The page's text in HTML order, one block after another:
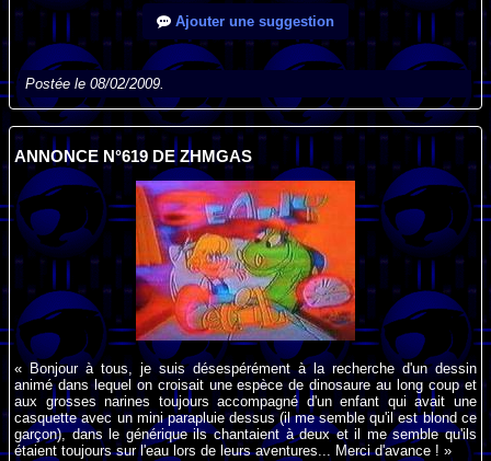
Ajouter une suggestion
Postée le 08/02/2009.
ANNONCE N°619 DE ZHMGAS
« Bonjour à tous, je suis désespérément à la recherche d'un dessin
animé dans lequel on croisait une espèce de dinosaure au long coup et
aux grosses narines toujours accompagné d'un enfant qui avait une
casquette avec un mini parapluie dessus (il me semble qu'il est blond ce
garçon), dans le générique ils chantaient à deux et il me semble qu'ils
étaient toujours sur l'eau lors de leurs aventures... Merci d'avance ! »